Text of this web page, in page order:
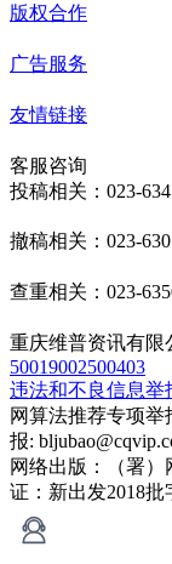
版权合作
广告服务
友情链接
客服咨询
投稿相关：023-
撤稿相关：023-
查重相关：023-
重庆维普资讯有限
50019002500403
违法和不良信息举
网算法推荐专项
报:
网络出版：（署
证：新出发2018